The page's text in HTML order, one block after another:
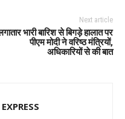
Next article
भारी बारिश से बिगड़े हालात पर
पीएम मोदी ने वरिष्ठ मंत्रियों,
अधिकारियों से की बात